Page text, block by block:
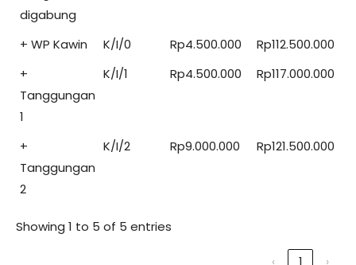
digabung
+ WP Kawin K/I/0 Rp4.500.000
Rp112.500.000
+
Tanggungan
1
K/I/1 Rp4.500.000 Rp117.000.000
+
Tanggungan
2
K/I/2 Rp9.000.000 Rp121.500.000
Showing 1 to 5 of 5 entries